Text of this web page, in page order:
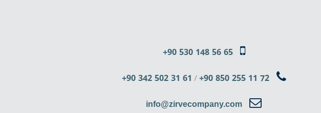
+90 530 148 56 65
+90 342 502 31 61 /+90 850 255 11 72
info@zirvecompany.com